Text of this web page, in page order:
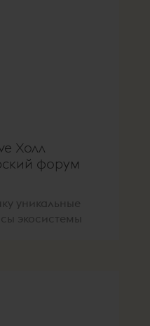
Холл
форум
уникальные
экосистемы